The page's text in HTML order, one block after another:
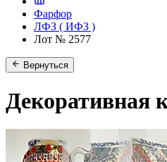
Фарфор
ЛФЗ ( ИФЗ )
Лот № 2577
Вернуться